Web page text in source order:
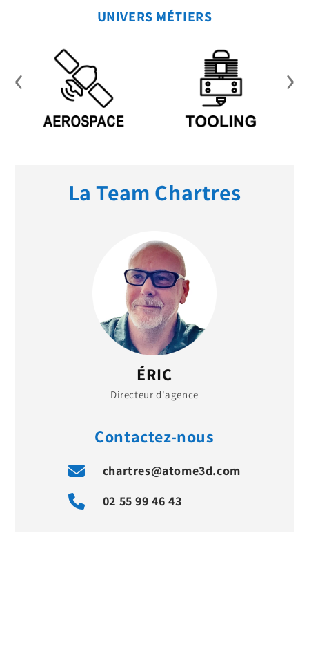
UNIVERS MÉTIERS
‹ ›
La Team Chartres
ÉRIC
Directeur d'agence
Contactez-nous
chartres@atome3d.com
02 55 99 46 43